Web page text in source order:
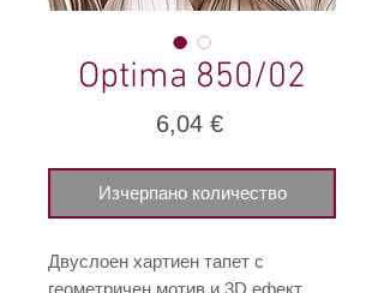
Optima 850/02
6,04 €Цена
Изчерпано количество
Двуслоен хартиен тапет с